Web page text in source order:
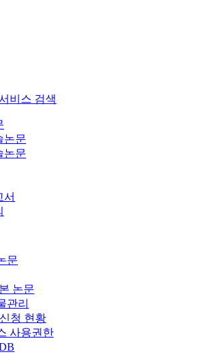
비스 검색
논문
논문
서
문
논문
관리
청 현황
사용권한